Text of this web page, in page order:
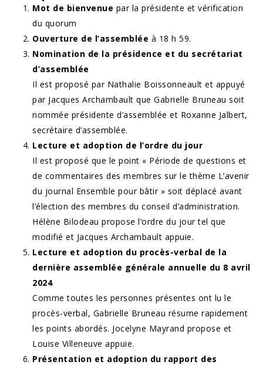
Mot de bienvenue par la présidente et vérification
du quorum
Ouverture de l’assemblée à 18 h 59.
Nomination de la présidence et du secrétariat
d’assemblée
Il est proposé par Nathalie Boissonneault et appuyé
par Jacques Archambault que Gabrielle Bruneau soit
nommée présidente d’assemblée et Roxanne Jalbert,
secrétaire d’assemblée.
Lecture et adoption de l’ordre du jour
Il est proposé que le point « Période de questions et
de commentaires des membres sur le thème L’avenir
du journal Ensemble pour bâtir » soit déplacé avant
l’élection des membres du conseil d’administration.
Hélène Bilodeau propose l’ordre du jour tel que
modifié et Jacques Archambault appuie.
Lecture et adoption du procès-verbal de la
dernière assemblée générale annuelle du 8 avril
2024
Comme toutes les personnes présentes ont lu le
procès-verbal, Gabrielle Bruneau résume rapidement
les points abordés. Jocelyne Mayrand propose et
Louise Villeneuve appuie.
Présentation et adoption du rapport des